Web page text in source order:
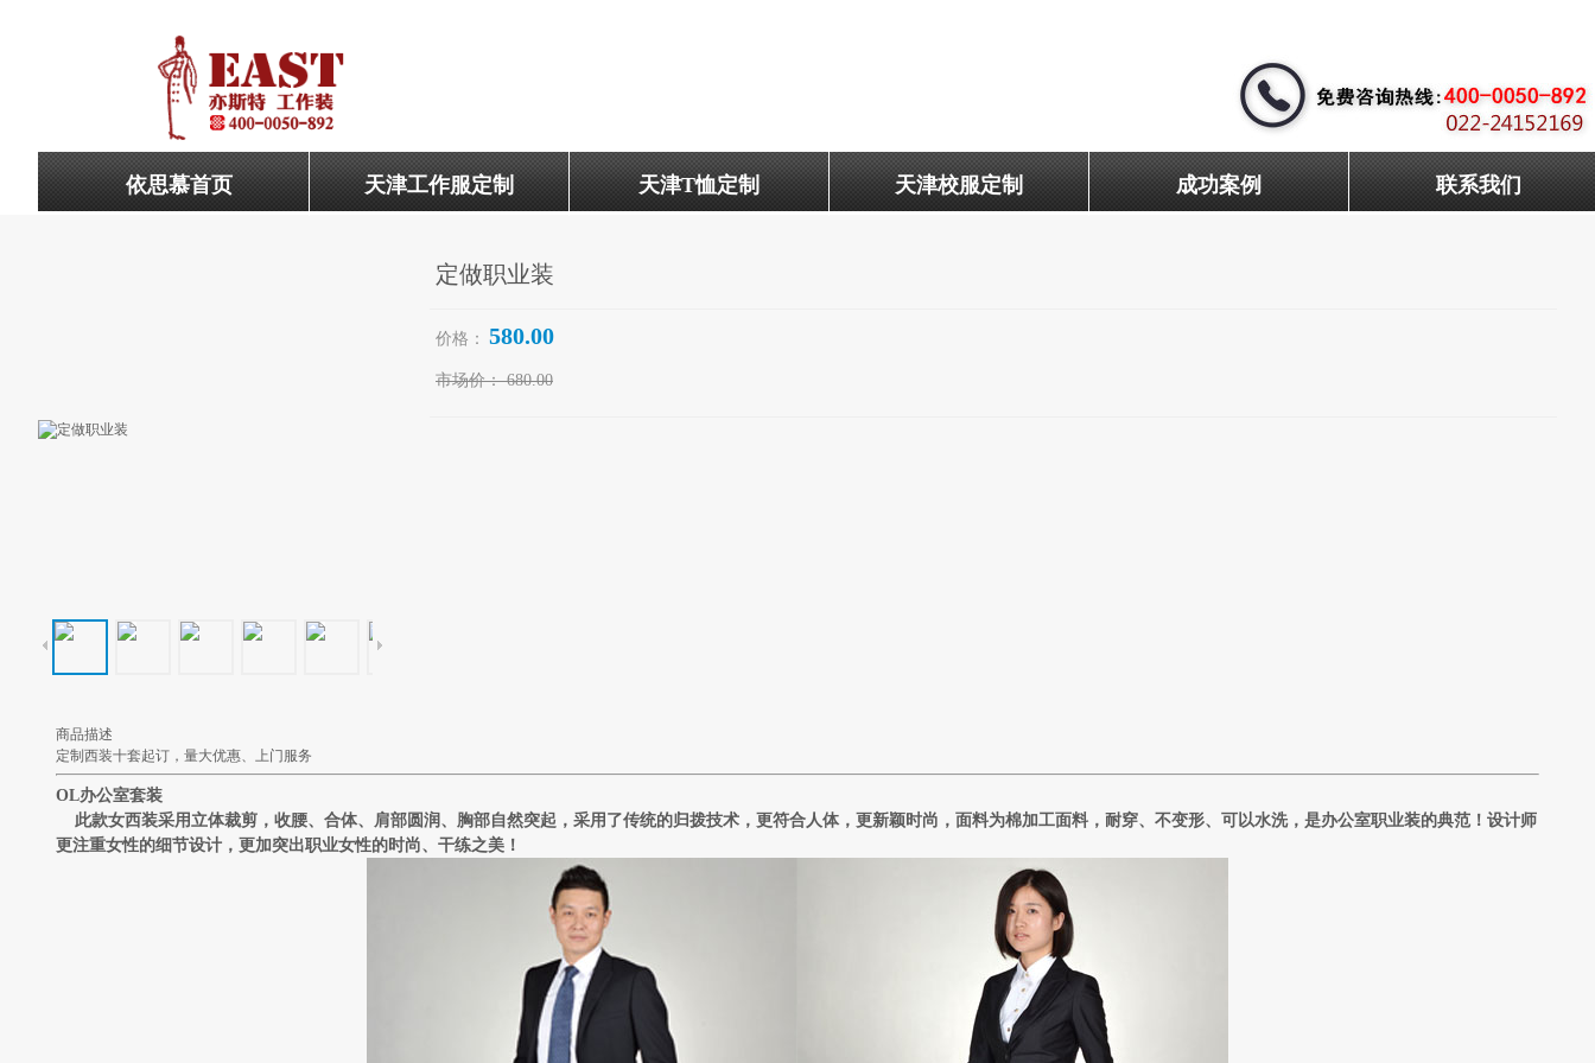
依思慕首页 天津工作服定制 天津T恤定制 天津校服定制 成功案例 联系我们
定做职业装
价格： 580.00
市场价： 680.00
商品描述
定制西装十套起订，量大优惠、上门服务
OL办公室套装
此款女西装采用立体裁剪，收腰、合体、肩部圆润、胸部自然突起，采用了传统的归拨技术，更符合人体，更新颖时尚，面料为棉加工面料，耐穿、不变形、可以水洗，是办公室职业装的典范！设计师
更注重女性的细节设计，更加突出职业女性的时尚、干练之美！